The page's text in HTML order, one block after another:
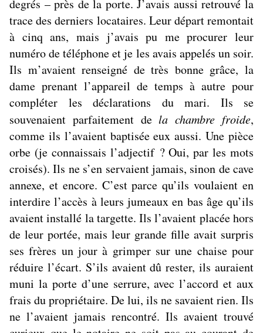
degrés – près de la porte. J’avais aussi retrouvé la
trace des derniers locataires. Leur départ remontait
à cinq ans, mais j’avais pu me procurer leur
numéro de téléphone et je les avais appelés un soir.
Ils m’avaient renseigné de très bonne grâce, la
dame prenant l’appareil de temps à autre pour
compléter les déclarations du mari. Ils se
souvenaient parfaitement dela chambre froide,
comme ils l’avaient baptisée eux aussi. Une pièce
orbe (je connaissais l’adjectif ? Oui, par les mots
croisés). Ils ne s’en servaient jamais, sinon de cave
annexe, et encore. C’est parce qu’ils voulaient en
interdire l’accès à leurs jumeaux en bas âge qu’ils
avaient installé la targette. Ils l’avaient placée hors
de leur portée, mais leur grande fille avait surpris
ses frères un jour à grimper sur une chaise pour
réduire l’écart. S’ils avaient dû rester, ils auraient
muni la porte d’une serrure, avec l’accord et aux
frais du propriétaire. De lui, ils ne savaient rien. Ils
ne l’avaient jamais rencontré. Ils avaient trouvé